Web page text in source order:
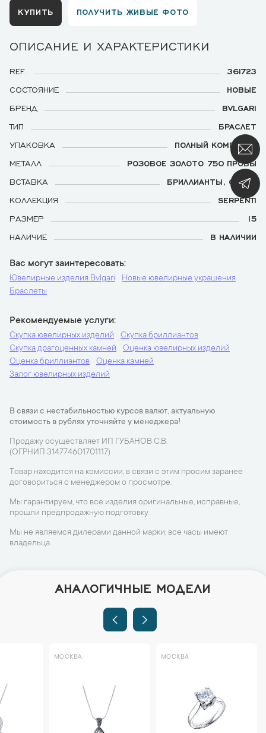
КУПИТЬ ПОЛУЧИТЬ ЖИВЫЕ ФОТО
ОПИСАНИЕ И ХАРАКТЕРИСТИКИ
REF.
361723
СОСТОЯНИЕ
НОВЫЕ
БРЕНД
BVLGARI
ТИП
БРАСЛЕТ
УПАКОВКА
ПОЛНЫЙ КОМПЛЕКТ
МЕТАЛЛ
РОЗОВОЕ ЗОЛОТО 750 ПРОБЫ
ВСТАВКА
БРИЛЛИАНТЫ, ОНИКС
КОЛЛЕКЦИЯ
SERPENTI
РАЗМЕР
15
НАЛИЧИЕ
В НАЛИЧИИ
Вас могут заинтересовать
Ювелирные изделия Bvlgari
Новые ювелирные украшения
Браслеты
Рекомендуемые услуги
Скупка ювелирных изделий
Скупка бриллиантов
Скупка драгоценных камней
Оценка ювелирных изделий
Оценка бриллиантов
Оценка камней
Залог ювелирных изделий
В связи с нестабильностью курсов валют, актуальную
стоимость в рублях уточняйте у менеджера!
Продажу осуществляет ИП ГУБАНОВ С.В.
(ОГРНИП 314774601701117)
Товар находится на комиссии, в связи с этим просим заранее
договориться с менеджером о просмотре.
Мы гарантируем, что все изделия оригинальные, исправные,
прошли предпродажную подготовку.
Мы не являемся дилерами данной марки, все часы имеют
владельца.
АНАЛОГИЧНЫЕ МОДЕЛИ
МОСКВА МОСКВА